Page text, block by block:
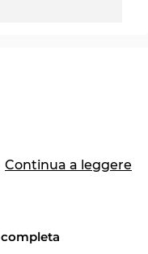
Continua a leggere